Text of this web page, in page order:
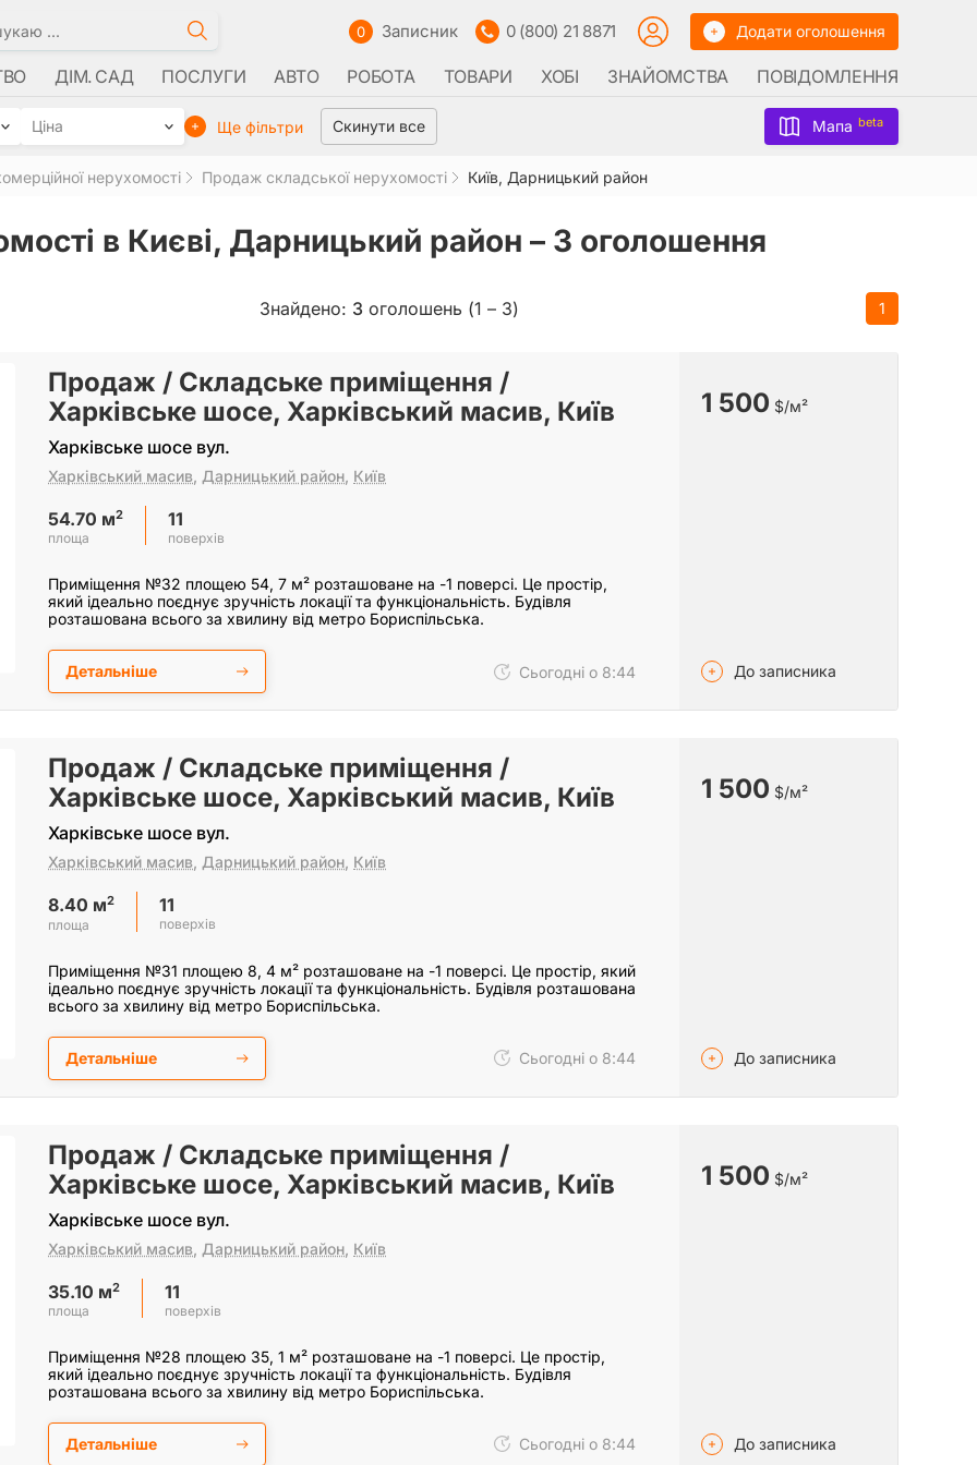
0 Записник 0 (800) 21 8871 Додати оголошення
ДІМ. САД ПОСЛУГИ АВТО РОБОТА ТОВАРИ ХОБІ ЗНАЙОМСТВА ПОВІДОМЛЕННЯ
Ціна Ще фільтри Скинути все Мапа beta
нерухомості Продаж складської нерухомості Київ, Дарницький район
в Києві, Дарницький район – 3 оголошення
Знайдено: 3 оголошень (1 – 3) 1
Продаж / Складське приміщення /
Харківське шосе, Харківський масив, Київ
Харківське шосе вул.
Харківський масив Дарницький район Київ
54.70 м2
площа
11
поверхів
Приміщення №32 площею 54, 7 м² розташоване на -1 поверсі. Це простір,
який ідеально поєднує зручність локації та функціональність. Будівля
розташована всього за хвилину від метро Бориспільська.
Детальніше Сьогодні о 8:44
1 500 $/м²
До записника
Продаж / Складське приміщення /
Харківське шосе, Харківський масив, Київ
Харківське шосе вул.
Харківський масив Дарницький район Київ
8.40 м2
площа
11
поверхів
Приміщення №31 площею 8, 4 м² розташоване на -1 поверсі. Це простір, який
ідеально поєднує зручність локації та функціональність. Будівля розташована
всього за хвилину від метро Бориспільська.
Детальніше Сьогодні о 8:44
1 500 $/м²
До записника
Продаж / Складське приміщення /
Харківське шосе, Харківський масив, Київ
Харківське шосе вул.
Харківський масив Дарницький район Київ
35.10 м2
площа
11
поверхів
Приміщення №28 площею 35, 1 м² розташоване на -1 поверсі. Це простір,
який ідеально поєднує зручність локації та функціональність. Будівля
розташована всього за хвилину від метро Бориспільська.
Детальніше Сьогодні о 8:44
1 500 $/м²
До записника